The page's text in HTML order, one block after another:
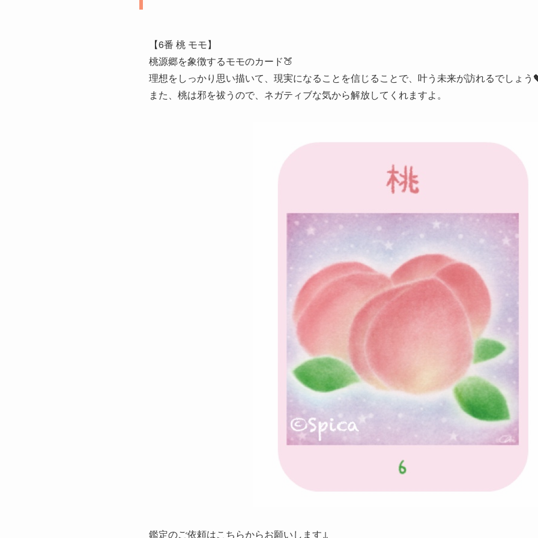
【6番 桃 モモ】
桃源郷を象徴するモモのカード🍑
理想をしっかり思い描いて、現実になることを信じることで、叶う未来が訪れるでしょう
また、桃は邪を祓うので、ネガティブな気から解放してくれますよ。
鑑定のご依頼はこちらからお願いします↓